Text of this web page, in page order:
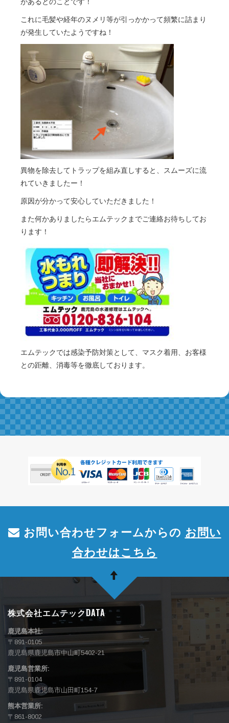
これに毛髪や経年のヌメリ等が引っかかって頻繁に詰まり
が発生していたようですね！
異物を除去してトラップを組み直しすると、スムーズに流
れていきましたー！
原因が分かって安心していただきました！
また何かありましたらエムテックまでご連絡お待ちしてお
ります！
エムテックでは感染予防対策として、マスク着用、お客様
との距離、消毒等を徹底しております。
お問い合わせフォームからの お問い
合わせはこちら
株式会社エムテックDATA
鹿児島本社:
〒891-0105
鹿児島県鹿児島市中山町5402-21
鹿児島営業所:
〒891-0104
鹿児島県鹿児島市山田町154-7
熊本営業所:
〒861-8002